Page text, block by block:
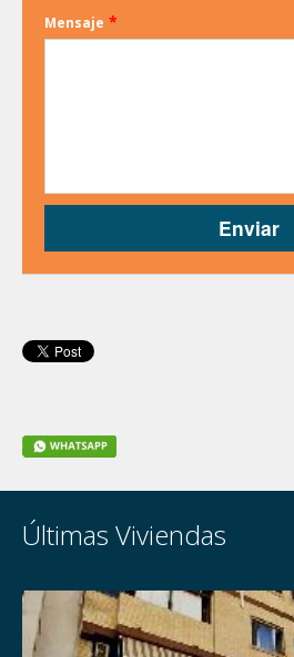
Mensaje *
Últimas Viviendas